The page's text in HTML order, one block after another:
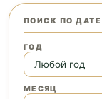
ПОИСК ПО ДАТЕ
ГОД
МЕСЯЦ